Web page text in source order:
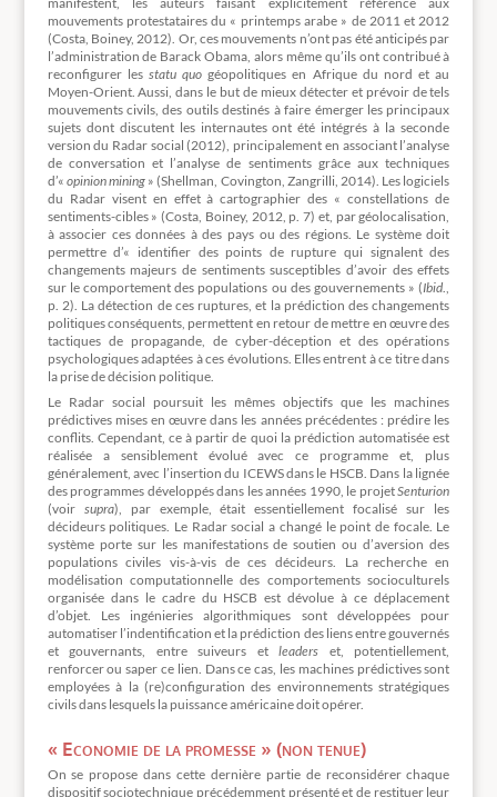
mouvements protestataires du « printemps arabe » de 2011 et 2012
(Costa, Boiney, 2012). Or, ces mouvements n’ont pas été anticipés par
l’administration de Barack Obama, alors même qu’ils ont contribué à
reconfigurer les statu quo géopolitiques en Afrique du nord et au
Moyen-Orient. Aussi, dans le but de mieux détecter et prévoir de tels
mouvements civils, des outils destinés à faire émerger les principaux
sujets dont discutent les internautes ont été intégrés à la seconde
version du Radar social (2012), principalement en associant l’analyse
de conversation et l’analyse de sentiments grâce aux techniques
d’« opinion mining » (Shellman, Covington, Zangrilli, 2014). Les logiciels
du Radar visent en effet à cartographier des « constellations de
sentiments-cibles » (Costa, Boiney, 2012, p. 7) et, par géolocalisation,
à associer ces données à des pays ou des régions. Le système doit
permettre d’« identifier des points de rupture qui signalent des
changements majeurs de sentiments susceptibles d’avoir des effets
sur le comportement des populations ou des gouvernements » (Ibid
p. 2). La détection de ces ruptures, et la prédiction des changements
politiques conséquents, permettent en retour de mettre en œuvre des
tactiques de propagande, de cyber-déception et des opérations
psychologiques adaptées à ces évolutions. Elles entrent à ce titre dans
la prise de décision politique.
Le Radar social poursuit les mêmes objectifs que les machines
prédictives mises en œuvre dans les années précédentes : prédire les
conflits. Cependant, ce à partir de quoi la prédiction automatisée est
réalisée a sensiblement évolué avec ce programme et, plus
généralement, avec l’insertion du ICEWS dans le HSCB. Dans la lignée
des programmes développés dans les années 1990, le projetSenturion
(voir supra), par exemple, était essentiellement focalisé sur les
décideurs politiques. Le Radar social a changé le point de focale. Le
système porte sur les manifestations de soutien ou d’aversion des
populations civiles vis-à-vis de ces décideurs. La recherche en
modélisation computationnelle des comportements socioculturels
organisée dans le cadre du HSCB est dévolue à ce déplacement
d’objet. Les ingénieries algorithmiques sont développées pour
automatiser l’indentification et la prédiction des liens entre gouvernés
et gouvernants, entre suiveurs etleaders et, potentiellement,
renforcer ou saper ce lien. Dans ce cas, les machines prédictives sont
employées à la (re)configuration des environnements stratégiques
civils dans lesquels la puissance américaine doit opérer.
« Economie de la promesse » (non tenue)
On se propose dans cette dernière partie de reconsidérer chaque
dispositif sociotechnique précédemment présenté et de restituer leur